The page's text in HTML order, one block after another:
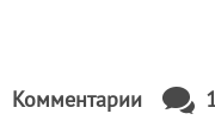
Комментарии